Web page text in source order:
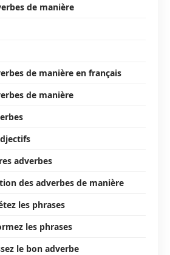
de manière
de manière en français
de manière
adverbes
des adverbes de manière
les phrases
les phrases
le bon adverbe